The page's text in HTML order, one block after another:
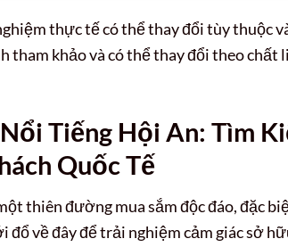
thực tế có thể thay đổi tùy thuộc
tham khảo và có thể thay đổi theo chất
Tiếng Hội An: Tìm
Quốc Tế
thiên đường mua sắm độc đáo, đặc
về đây để trải nghiệm cảm giác sở